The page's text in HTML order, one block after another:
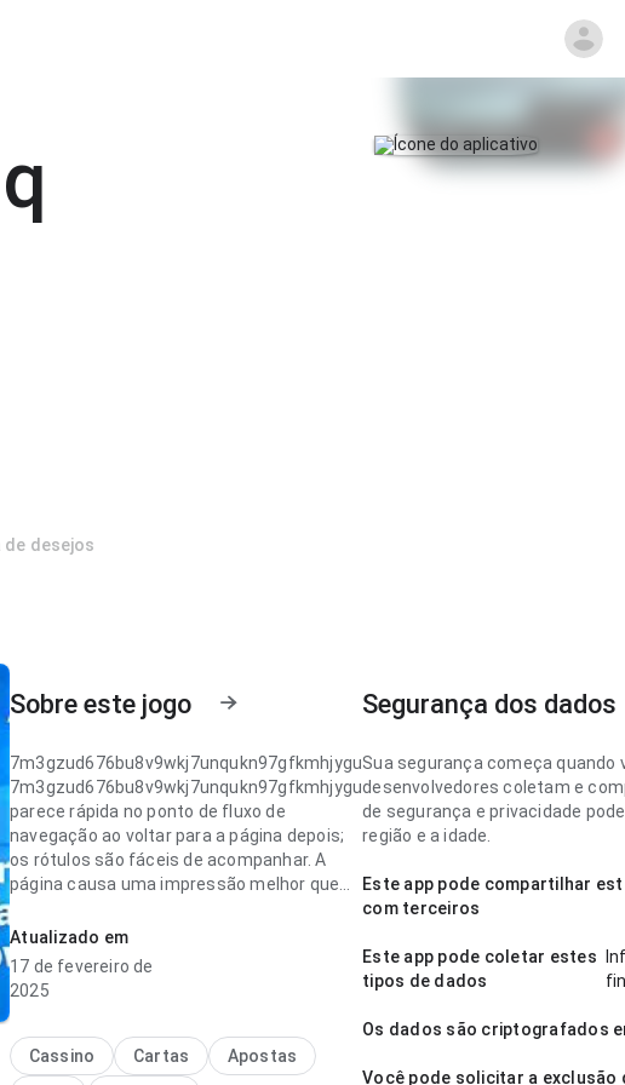
desejos
Sobre este jogo
7m3gzud676bu8v9wkj7unqukn97gfkmhjygu
7m3gzud676bu8v9wkj7unqukn97gfkmhjygu
parece rápida no ponto de fluxo de
navegação ao voltar para a página depois;
os rótulos são fáceis de acompanhar. A
página causa uma impressão melhor que
7m3gzud676bu8v9wkj7unqukn97gfkmhjygu
parece equilibrada no ponto de fluxo de
desnecessários. A página deixa uma
impressão limpa e segura.
Atualizado em
17 de fevereiro de
2025
Cassino Cartas Apostas
Segurança dos dados
Sua segurança começa quando
desenvolvedores coletam e
de segurança e privacidade
região e a idade.
Este app pode compartilhar
com terceiros
Este app pode coletar estes
tipos de dados
Os dados são criptografados
Você pode solicitar a exclusão